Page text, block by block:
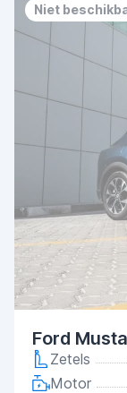
Niet
Ford
Zetels
Motor